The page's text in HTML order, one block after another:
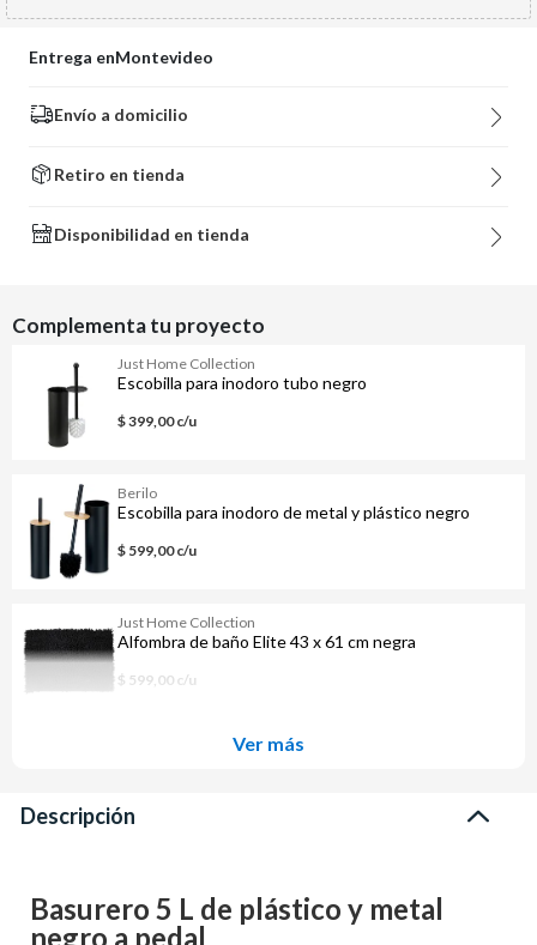
Entrega enMontevideo
Envío a domicilio
Retiro en tienda
Disponibilidad en tienda
Complementa tu proyecto
Just Home Collection
Escobilla para inodoro tubo negro
$ 399,00 c/u
Berilo
Escobilla para inodoro de metal y plástico negro
$ 599,00 c/u
Just Home Collection
Alfombra de baño Elite 43 x 61 cm negra
$ 599,00 c/u
Ver más
Descripción
Basurero 5 L de plástico y metal
negro a pedal